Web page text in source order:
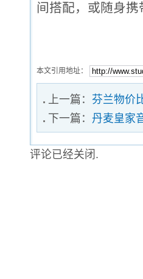
间搭配，或随身
本文引用地址：
上一篇： 芬兰物价
下一篇： 丹麦皇家
评论已经关闭.